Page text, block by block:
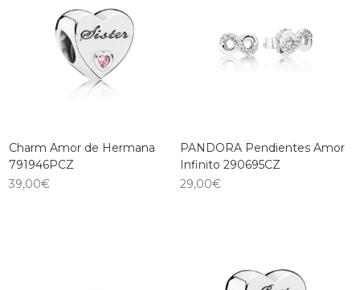
Charm Amor de Hermana
791946PCZ
39,00€
PANDORA Pendientes Amor
Infinito 290695CZ
29,00€